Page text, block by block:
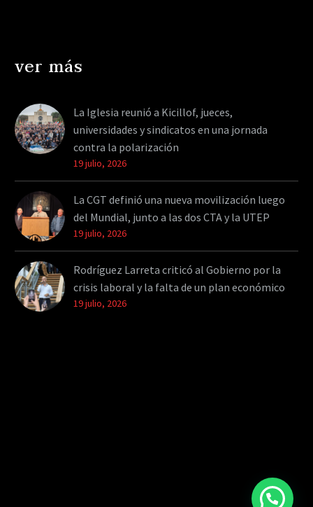
ver más
La Iglesia reunió a Kicillof, jueces,
universidades y sindicatos en una jornada
contra la polarización
19 julio, 2026
La CGT definió una nueva movilización luego
del Mundial, junto a las dos CTA y la UTEP
19 julio, 2026
Rodríguez Larreta criticó al Gobierno por la
crisis laboral y la falta de un plan económico
19 julio, 2026